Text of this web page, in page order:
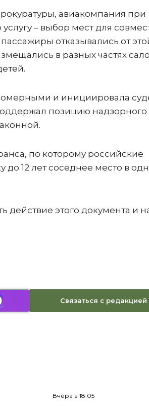
авиакомпания при
– выбор мест для
отказывались от
в разных частях
и инициировала
позицию надзорного
по которому российские
до 12 лет соседнее место в
действие этого документа и
Связаться с редакцией
Вчера в 18:05